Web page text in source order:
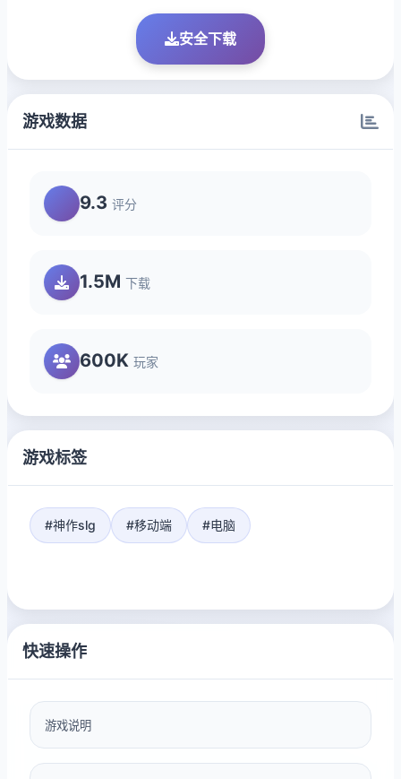
安全下载
游戏数据
9.3 评分
1.5M 下载
600K 玩家
游戏标签
#神作slg #移动端 #电脑
快速操作
游戏说明